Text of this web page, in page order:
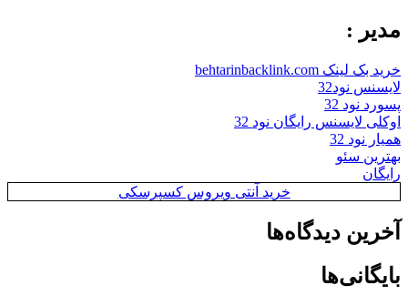
مدیر :
خرید بک لینک behtarinbacklink.com
لایسنس نود32
پسورد نود 32
اوکلی لایسنس رایگان نود 32
همیار نود 32
بهترین سئو
رایگان
خرید آنتی ویروس کسپرسکی
آخرین دیدگاه‌ها
بایگانی‌ها